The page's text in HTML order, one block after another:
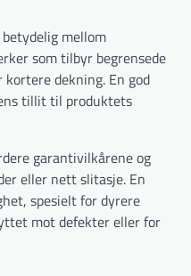
mellom
som tilbyr begrensede
dekning. En god
tillit til produktets
garantivilkårene og
eller nett slitasje. En
spesielt for dyrere
mot defekter eller for